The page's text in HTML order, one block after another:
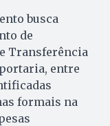
busca
de
Transferência
portaria, entre
formais na